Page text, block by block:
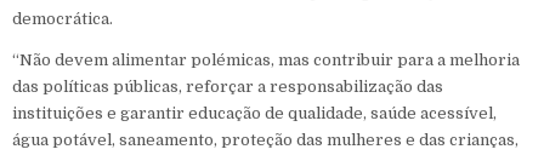
democrática.
“Não devem alimentar polémicas, mas contribuir para a melhoria
das políticas públicas, reforçar a responsabilização das
instituições e garantir educação de qualidade, saúde acessível,
água potável, saneamento, proteção das mulheres e das crianças,